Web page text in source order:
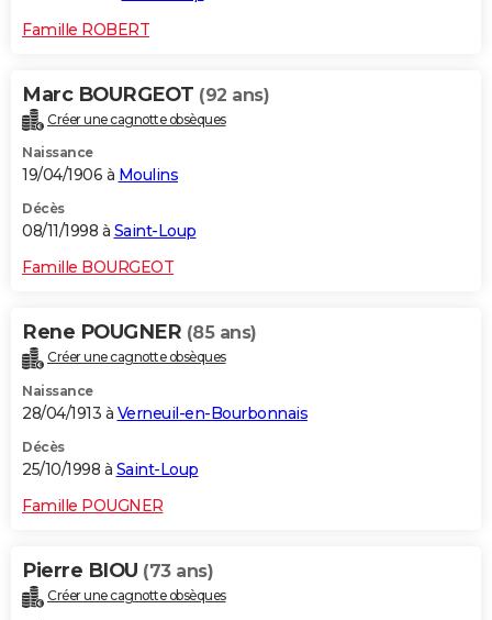
Famille ROBERT
Marc BOURGEOT (92 ans)
Créer une cagnotte obsèques
Naissance
19/04/1906 à Moulins
Décès
08/11/1998 à Saint-Loup
Famille BOURGEOT
Rene POUGNER (85 ans)
Créer une cagnotte obsèques
Naissance
28/04/1913 à Verneuil-en-Bourbonnais
Décès
25/10/1998 à Saint-Loup
Famille POUGNER
Pierre BIOU (73 ans)
Créer une cagnotte obsèques